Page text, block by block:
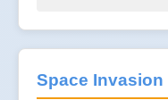
Space Invasion